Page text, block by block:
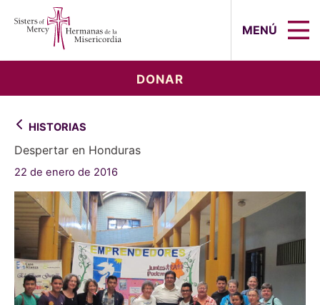
MENÚ
DONAR
HISTORIAS
Despertar en Honduras
22 de enero de 2016